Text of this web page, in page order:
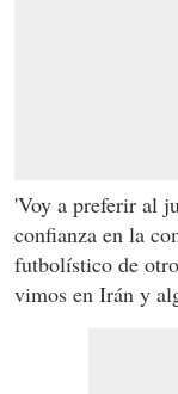
'Voy a preferir al
confianza en la
futbolístico de
vimos en Irán y